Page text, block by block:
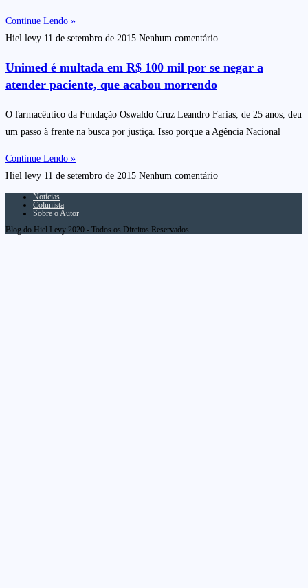
Continue Lendo »
Hiel levy 11 de setembro de 2015 Nenhum comentário
Unimed é multada em R$ 100 mil por se negar a
atender paciente, que acabou morrendo
O farmacêutico da Fundação Oswaldo Cruz Leandro Farias, de 25 anos, deu
um passo à frente na busca por justiça. Isso porque a Agência Nacional
Continue Lendo »
Hiel levy 11 de setembro de 2015 Nenhum comentário
Notícias
Colunista
Sobre o Autor
Blog do Hiel Levy 2020 - Todos os Direitos Reservados